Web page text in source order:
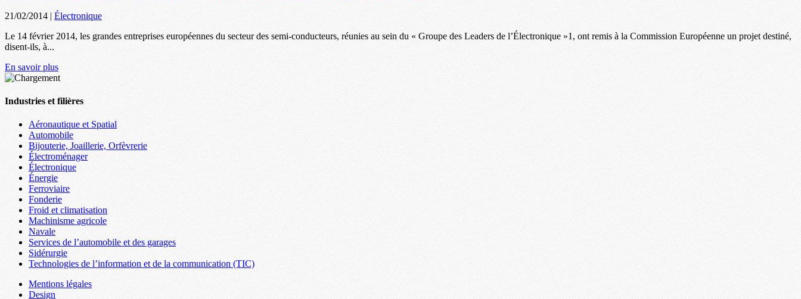
21/02/2014 | Électronique
Le 14 février 2014, les grandes entreprises européennes du secteur des semi‐conducteurs, réunies au sein du « Groupe des Leaders de l’Électronique »1, ont remis à la Commission Européenne un projet destiné,
disent‐ils, à...
En savoir plus
Industries et filières
Aéronautique et Spatial
Automobile
Bijouterie, Joaillerie, Orfèvrerie
Électroménager
Électronique
Énergie
Ferroviaire
Fonderie
Froid et climatisation
Machinisme agricole
Navale
Services de l’automobile et des garages
Sidérurgie
Technologies de l’information et de la communication (TIC)
Mentions légales
Design